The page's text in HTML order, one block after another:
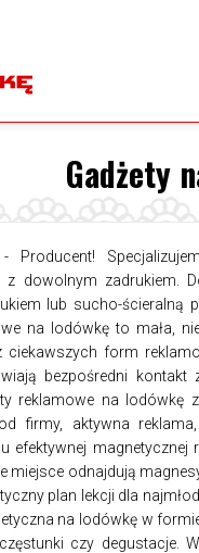
Gadżety
Producent!
dowolnym zadrukiem.
lub sucho-ścieralną
na lodówkę to mała,
ciekawszych form
bezpośredni
reklamowe na lodówkę
firmy, aktywna
efektywnej magnetycznej
miejsce odnajdują
plan lekcji dla
na lodówkę w
czy degustacje.